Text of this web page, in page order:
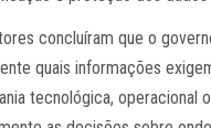
concluíram que o
quais informações
tecnológica, operacional